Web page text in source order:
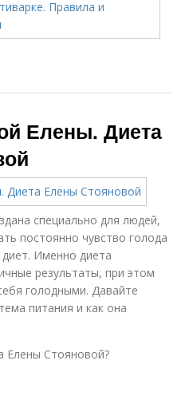
Елены. Диета
специально для людей,
постоянно чувство голода
Именно диета
результаты, при этом
голодными. Давайте
питания и как она
Елены Стояновой?